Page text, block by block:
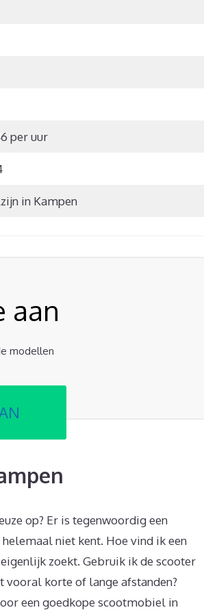
per uur
in Kampen
aan
modellen
op? Er is tegenwoordig een
niet kent. Hoe vind ik een
zoekt. Gebruik ik de scooter
vooral korte of lange afstanden?
een goedkope scootmobiel in